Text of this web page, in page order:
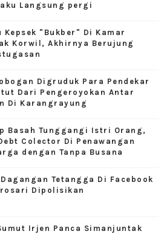
Langsung pergi
Kepsek "Bukber" Di Kamar
Korwil, Akhirnya Berujung
Digruduk Para Pendekar
Dari Pengeroyokan Antar
Di Karangrayung
Basah Tunggangi Istri Orang,
Colector Di Penawangan
dengan Tanpa Busana
Dagangan Tetangga Di Facebook
Dipolisikan
Irjen Panca Simanjuntak